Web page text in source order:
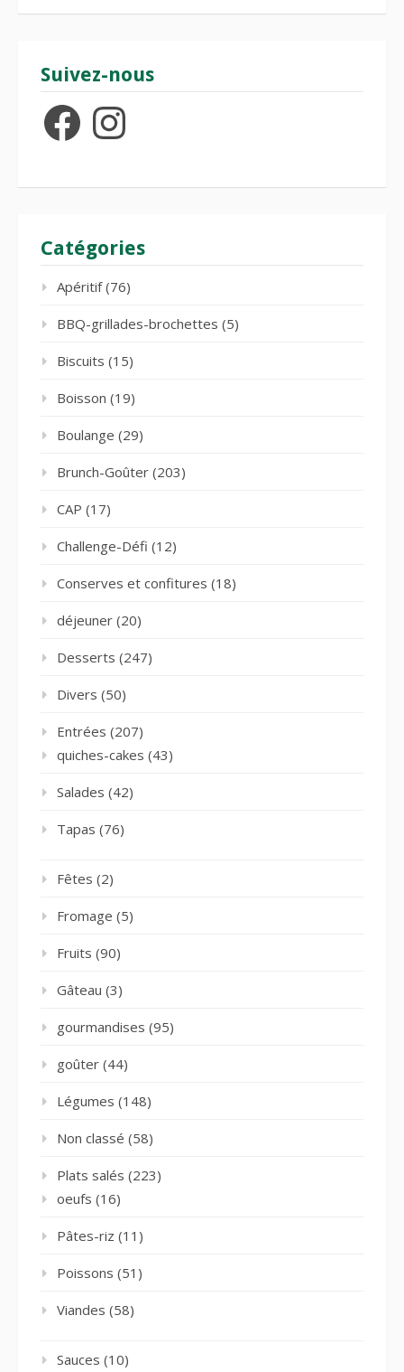
Suivez-nous
FacebookInstagram
Catégories
Apéritif(76)
BBQ-grillades-brochettes (5)
Biscuits (15)
Boisson (19)
Boulange (29)
Brunch-Goûter (203)
CAP (17)
Challenge-Défi (12)
Conserves et confitures (18)
déjeuner (20)
Desserts (247)
Divers (50)
Entrées (207)
quiches-cakes (43)
Salades (42)
Tapas (76)
Fêtes (2)
Fromage (5)
Fruits (90)
Gâteau (3)
gourmandises (95)
goûter (44)
Légumes (148)
Non classé (58)
Plats salés (223)
oeufs (16)
Pâtes-riz (11)
Poissons (51)
Viandes (58)
Sauces (10)